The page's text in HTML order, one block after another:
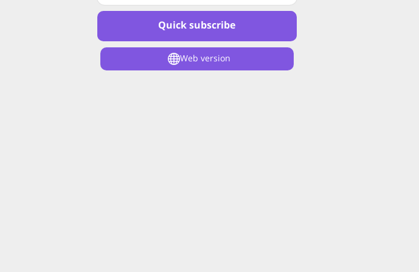
Quick subscribe
Web version